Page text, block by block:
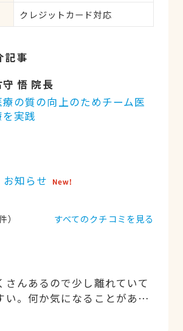
クレジットカード対応
記事
守 悟 院長
療の質の向上のためチーム医
を実践
お知らせ
）
さんあるので少し離れていて
い。何か気になることがある
にのってくれるし、対応も
すべてのクチコミを見る